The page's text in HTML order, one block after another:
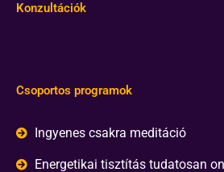
Konzultációk
Csoportos programok
Ingyenes csakra meditáció
Energetikai tisztítás tudatosan